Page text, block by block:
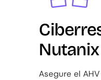
Asegure el